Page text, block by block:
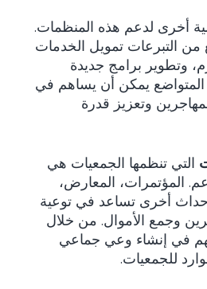
أخرى لدعم هذه المنظمات.
من التبرعات تمويل الخدمات
وتطوير برامج جديدة
المتواضع يمكن أن يساهم في
وتعزيز قدرة
التي تنظمها الجمعيات هي
المؤتمرات، المعارض،
أخرى تساعد في توعية
وجمع الأموال. من خلال
في إنشاء وعي جماعي
للجمعيات.